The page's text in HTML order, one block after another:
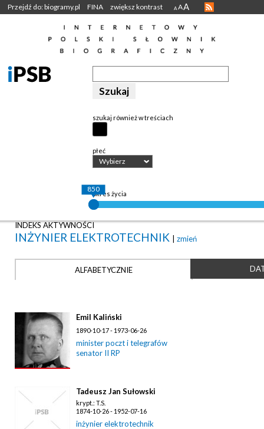
Przejdź do: biogramy.pl FINA zwiększ kontrast A AA
szukaj również w treściach
płeć
Wybierz
okres życia
850
INDEKS AKTYWNOŚCI
INŻYNIER ELEKTROTECHNIK | zmień
ALFABETYCZNIE
Emil Kaliński
1890-10-17 - 1973-06-26
minister poczt i telegrafów
senator II RP
Tadeusz Jan Sułowski
krypt.: T.S.
1874-10-26 - 1952-07-16
inżynier elektrotechnik